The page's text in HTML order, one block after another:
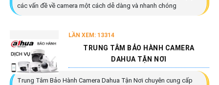
các vấn đề về camera một cách dễ dàng và nhanh chóng
LẦN XEM: 13314
TRUNG TÂM BẢO HÀNH CAMERA
DAHUA TẬN NƠI
Trung Tâm Bảo Hành Camera Dahua Tận Nơi chuyên cung cấp